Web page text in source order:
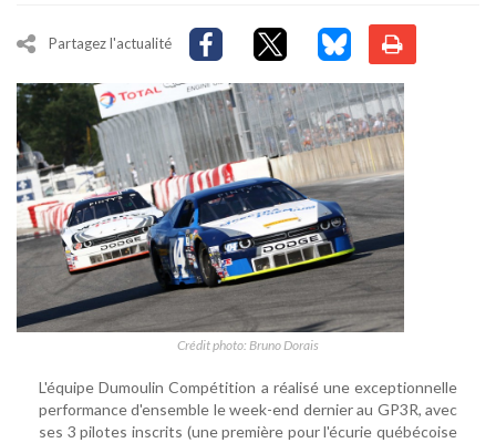
Partagez l'actualité
Crédit photo: Bruno Dorais
L'équipe Dumoulin Compétition a réalisé une exceptionnelle
performance d'ensemble le week-end dernier au GP3R, avec
ses 3 pilotes inscrits (une première pour l'écurie québécoise